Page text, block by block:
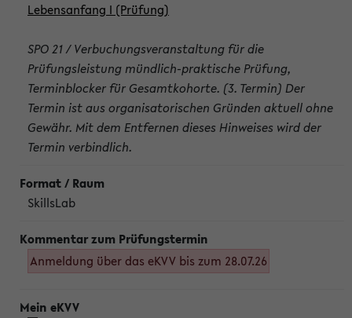
Lebensanfang I (Prüfung)
SPO 21 / Verbuchungsveranstaltung für die
Prüfungsleistung mündlich-praktische Prüfung,
Terminblocker für Gesamtkohorte. (3. Termin) Der
Termin ist aus organisatorischen Gründen aktuell ohne
Gewähr. Mit dem Entfernen dieses Hinweises wird der
Termin verbindlich.
SkillsLab
Anmeldung über das eKVV bis zum 28.07.26